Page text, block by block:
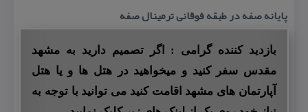
پایانه صفه در طبقه فوقانی ترمینال صفه
بازدید کننده گرامی : اگر تصمیم دارید به مشهد
مقدس سفر کنید و میخواهید در هتل ها و یا هتل
آپارتمان های مشهد اقامت کنید می توانید با توجه به